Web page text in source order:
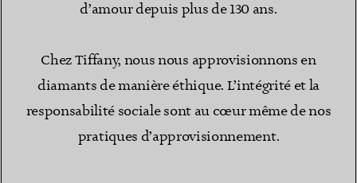
d’amour depuis plus de 130 ans.
Chez Tiffany, nous nous approvisionnons en
diamants de manière éthique. L’intégrité et la
responsabilité sociale sont au cœur même de nos
pratiques d’approvisionnement.